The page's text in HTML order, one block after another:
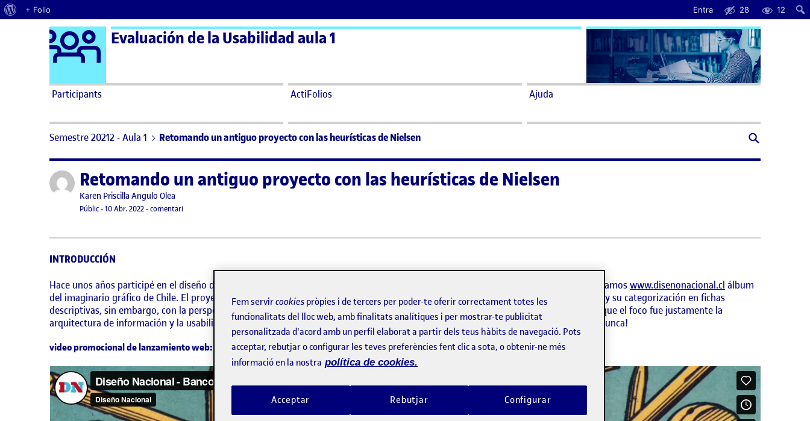
Quant al WordPress
+ Folio Entra 28 12
Saltar al contingut Logo Ágora
Evaluación de la Usabilidad aula 1
Participants ActiFolios Ajuda
Semestre 20212 - Aula 1 Retomando un antiguo proyecto con las heurísticas de Nielsen
Publicat perRetomando un antiguo proyecto con las heurísticas de Nielsen
Publicat per
Karen Priscilla Angulo Olea
Visibilitat:
Públic-Data de publicació
10 Abr. 202210 abril, 2022 9:31 pm
-comentariel Retomando un antiguo proyecto con las heurísticas de Nielsen
INTRODUCCIÓN
Hace unos años participé en el diseño de una plataforma tipo banco de imágenes de gráfica histórica de mi país Chile, a la que bautizamoswww.disenonacional.cl álbum
del imaginario gráfico de Chile. El proyecto contó con la digitalización y retoque de alrededor de 5.000 imágenes desde 1840 al 2000 y su categorización en fichas
descriptivas, sin embargo, con la perspectiva que da el tiempo, si hoy observamos el comportamiento de la plataforma se reconoce que el foco fue justamente la
arquitectura de información y la usabilidad fue dejada un poco de lado o mas bien ignorada. De todas maneras ¡más vale tarde que nunca!
video promocional de lanzamiento web:
Fem servircookies pròpies i de tercers per poder-te oferir correctament totes les
funcionalitats del lloc web, amb finalitats analítiques i per mostrar-te publicitat
personalitzada d'acord amb un perfil elaborat a partir dels teus hàbits de navegació. Pots
acceptar, rebutjar o configurar les teves preferències fent clic a sota, o obtenir-ne més
informació en la nostra política de cookies.
Rebutjar
Acceptar Configurar